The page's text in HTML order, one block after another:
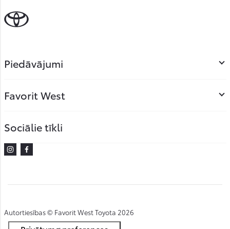
Piedāvājumi
Favorit West
Sociālie tīkli
Instagram
Facebook
Autortiesības © Favorit West Toyota 2026